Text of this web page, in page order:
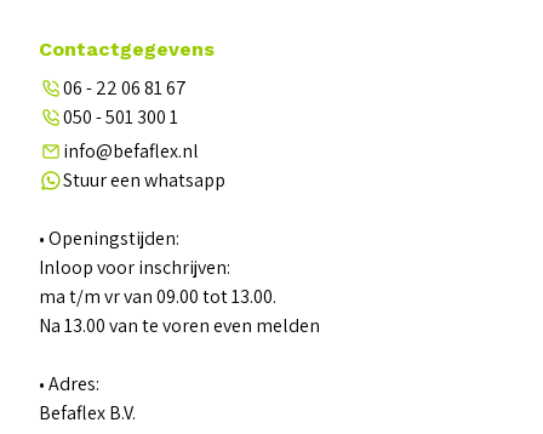
Contactgegevens
06 - 22 06 81 67
050 - 501 300 1
info@befaflex.nl
Stuur een whatsapp
• Openingstijden:
Inloop voor inschrijven:
ma t/m vr van 09.00 tot 13.00.
Na 13.00 van te voren even melden
• Adres:
Befaflex B.V.